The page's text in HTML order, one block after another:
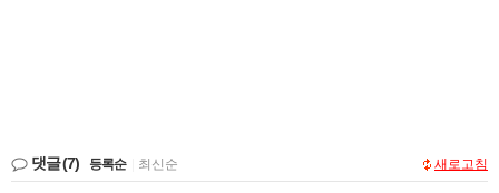
댓글(7) 등록순 최신순 새로고침